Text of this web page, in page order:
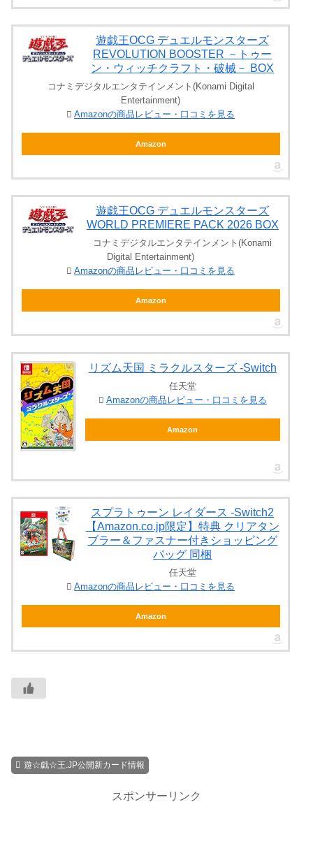
遊戯王OCG デュエルモンスターズ
REVOLUTION BOOSTER －トゥー
ン・ウィッチクラフト・破械－ BOX
コナミデジタルエンタテインメント(Konami Digital
Entertainment)
Amazonの商品レビュー・口コミを見る
Amazon
遊戯王OCG デュエルモンスターズ
WORLD PREMIERE PACK 2026 BOX
コナミデジタルエンタテインメント(Konami
Digital Entertainment)
Amazonの商品レビュー・口コミを見る
Amazon
リズム天国 ミラクルスターズ -Switch
任天堂
Amazonの商品レビュー・口コミを見る
Amazon
スプラトゥーン レイダース -Switch2
【Amazon.co.jp限定】特典 クリアタン
ブラー＆ファスナー付きショッピング
バッグ 同梱
任天堂
Amazonの商品レビュー・口コミを見る
Amazon
遊☆戯☆王.JP公開新カード情報
スポンサーリンク